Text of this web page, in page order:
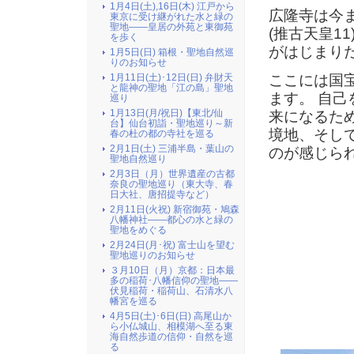
広隆寺は今
(推古天皇
がはじまり
ここには国
ます。 自
来になるた
境地、そし
のが感じら
1月4日(土),16日(木) 江戸から
東京に受け継がれた水と緑の
聖地――皇居の外苑と東御苑
を歩く
1月5日(日) 箱根・聖地自然巡
りのお知らせ
1月11日(土)･12日(日) 弁財天
と龍神の聖地「江の島」聖地
巡り
1月13日(月/祝日)【東北/仙
台】仙台初詣・聖地巡り～新
春の杜の都の寺社を巡る
2月1日(土) 三浦半島・葉山の
聖地自然巡り
2月3日（月）世界遺産の古都
奈良の聖地巡り（東大寺、春
日大社、唐招提寺など）
2月11日(火祝) 新宿御苑・鳩森
八幡神社――都心の水と緑の
聖地をめぐる
2月24日(月･祝) 富士山を望む
聖地巡りのお知らせ
３月10日（月）京都：日本最
多の稲荷･八幡信仰の聖地――
伏見稲荷・稲荷山、石清水八
幡宮を巡る
4月5日(土)･6日(日) 高尾山か
ら小仏城山、相模湖へ至る東
海自然歩道の信仰・自然を巡
る